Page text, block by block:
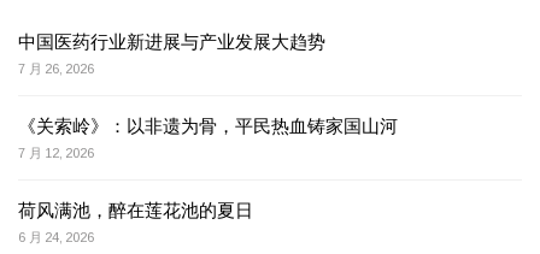
中国医药行业新进展与产业发展大趋势
7 月 26, 2026
《关索岭》：以非遗为骨，平民热血铸家国山河
7 月 12, 2026
荷风满池，醉在莲花池的夏日
6 月 24, 2026